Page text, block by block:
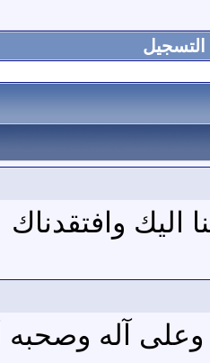
التسجيل
اليك وافتقدناك
وعلى آله